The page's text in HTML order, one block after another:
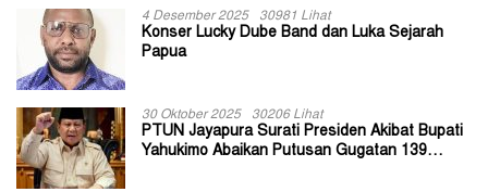
4 Desember 2025 30981 Lihat
Konser Lucky Dube Band dan Luka Sejarah
Papua
30 Oktober 2025 30206 Lihat
PTUN Jayapura Surati Presiden Akibat Bupati
Yahukimo Abaikan Putusan Gugatan 139